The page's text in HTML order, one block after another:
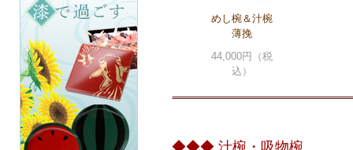
めし椀＆汁椀
薄挽
44,000円（税
込）